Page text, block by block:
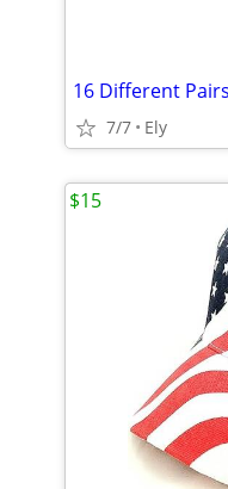
7/7 Ely
$15